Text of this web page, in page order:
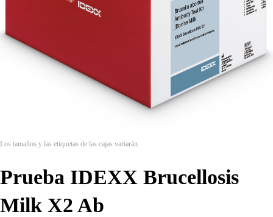
Los tamaños y las etiquetas de las cajas variarán.
Prueba IDEXX Brucellosis
Milk X2 Ab